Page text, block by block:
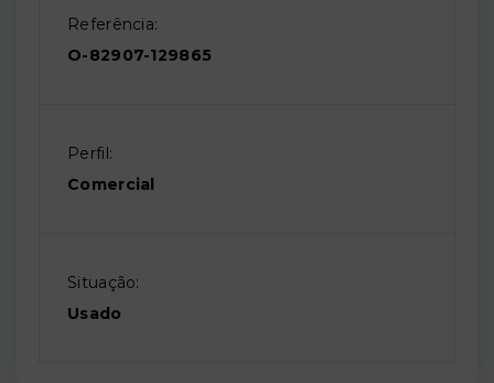
Referência:
O-82907-129865
Perfil:
Comercial
Situação:
Usado